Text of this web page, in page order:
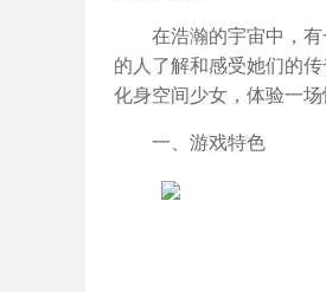
在浩瀚的宇宙中，
的人了解和感受她们的
化身空间少女，体验一场
一、游戏特色